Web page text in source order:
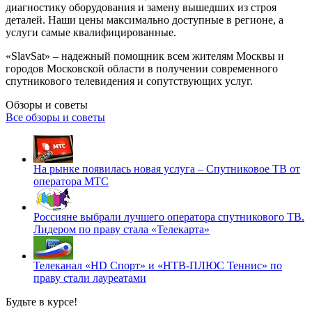
диагностику оборудования и замену вышедших из строя
деталей. Наши цены максимально доступные в регионе, а
услуги самые квалифицированные.
«SlavSat» – надежный помощник всем жителям Москвы и
городов Московской области в получении современного
спутникового телевидения и сопутствующих услуг.
Обзоры и советы
Все обзоры и советы
На рынке появилась новая услуга – Спутниковое ТВ от
оператора МТС
Россияне выбрали лучшего оператора спутникового ТВ.
Лидером по праву стала «Телекарта»
Телеканал «HD Спорт» и «НТВ-ПЛЮС Теннис» по
праву стали лауреатами
Будьте в курсе!